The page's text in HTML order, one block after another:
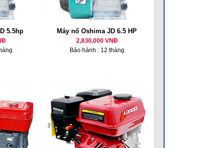
5.5hp Máy nổ Oshima JD 6.5 HP
2,830,000 VNĐ
Bảo hành : 12 tháng